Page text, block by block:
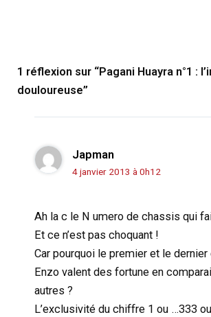
1 réflexion sur “Pagani Huayra n°1 :
douloureuse”
Japman
4 janvier 2013 à 0h12
Ah la c le N umero de chassis qui
Et ce n’est pas choquant !
Car pourquoi le premier et le
Enzo valent des fortune en
autres ?
L’exclusivité du chiffre 1 ou …333